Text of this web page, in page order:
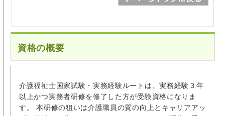
資格の概要
介護福祉士国家試験・実務経験ルートは、実務経験３年
以上かつ実務者研修を修了した方が受験資格になりま
す。 本研修の狙いは介護職員の質の向上とキャリアアッ